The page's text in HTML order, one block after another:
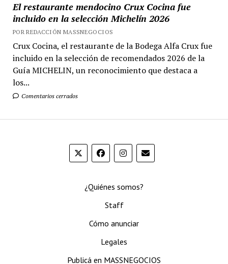
El restaurante mendocino Crux Cocina fue
incluido en la selección Michelín 2026
POR REDACCIÓN MASSNEGOCIOS
Crux Cocina, el restaurante de la Bodega Alfa Crux fue
incluido en la selección de recomendados 2026 de la
Guía MICHELIN, un reconocimiento que destaca a
los...
Comentarios cerrados
¿Quiénes somos?
Staff
Cómo anunciar
Legales
Publicá en MASSNEGOCIOS